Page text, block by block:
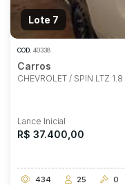
Lote 7
COD. 40338
Carros
CHEVROLET / SPIN LTZ
Lance Inicial
R$ 37.400,00
434 25 0